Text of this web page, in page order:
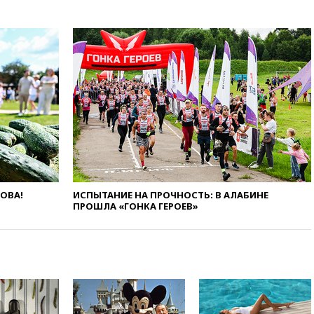
российского гражданства
станет значительно дороже
вчера, 22:20Путин назвал 76-ю
гвардейскую десантно-
штурмовую дивизию
легендарной
вчера, 22:15Путин заслушал
доклад о ситуации на
добропольском направлении
вчера, 21:58 Генпрокуратура
признала нежелательным в
РФ американский Human
Rights Foundation
вчера, 21:35«Аэрофлот»
вчера, 21:25Руслан Терновой
выиграл золото чемпионата
Европы в прыжках с 10-
ИСПЫТАНИЕ НА ПРОЧНОСТЬ: В АЛАБИНЕ
ПРОШЛА «ГОНКА ГЕРОЕВ»